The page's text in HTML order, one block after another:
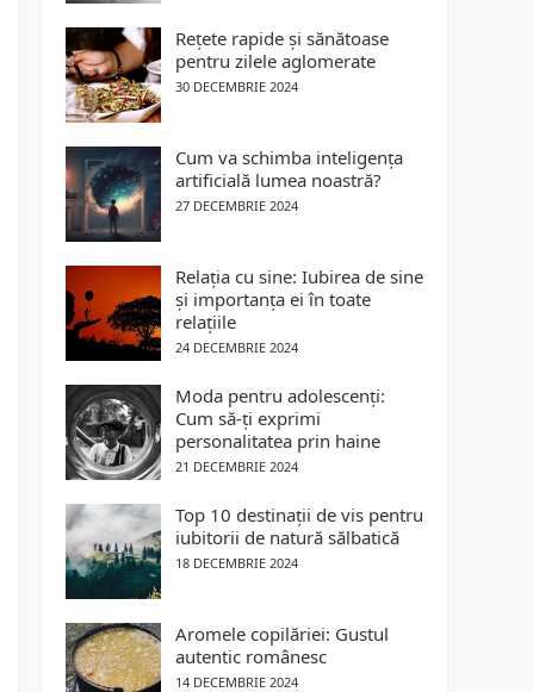
Rețete rapide și sănătoase
pentru zilele aglomerate
30 DECEMBRIE 2024
Cum va schimba inteligența
artificială lumea noastră?
27 DECEMBRIE 2024
Relația cu sine: Iubirea de sine
și importanța ei în toate
relațiile
24 DECEMBRIE 2024
Moda pentru adolescenți:
Cum să-ți exprimi
personalitatea prin haine
21 DECEMBRIE 2024
Top 10 destinații de vis pentru
iubitorii de natură sălbatică
18 DECEMBRIE 2024
Aromele copilăriei: Gustul
autentic românesc
14 DECEMBRIE 2024